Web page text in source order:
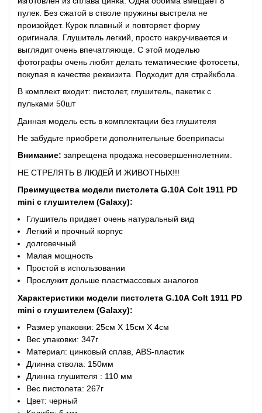
пулек. Без сжатой в стволе пружины выстрела не
произойдет. Курок плавный и повторяет форму
оригинала. Глушитель легкий, просто накручивается и
выглядит очень впечатляюще. С этой моделью
фотографы очень любят делать тематические фотосеты,
покупая в качестве реквизита. Подходит для страйкбола.
В комплект входит: пистолет, глушитель, пакетик с
пульками 50шт
Данная модель есть в комплектации без глушителя
Не забудьте приобрети дополнительные боеприпасы
Внимание: запрещена продажа несовершеннолетним.
НЕ СТРЕЛЯТЬ В ЛЮДЕЙ И ЖИВОТНЫХ!!!
Преимущества модели пистолета G.10A Colt 1911 PD
mini с глушителем (Galaxy):
Глушитель придает очень натуральный вид
Легкий и прочный корпус
долговечный
Малая мощность
Простой в использовании
Прослужит дольше пластмассовых аналогов
Характеристики модели пистолета G.10A Colt 1911 PD
mini с глушителем (Galaxy):
Размер упаковки: 25см X 15см X 4см
Вес упаковки: 347г
Материал: цинковый сплав, ABS-пластик
Длинна ствола: 150мм
Длинна глушителя : 110 мм
Вес пистолета: 267г
Цвет: черный